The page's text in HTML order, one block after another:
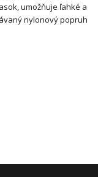
umožňuje ľahké a
nylonový popruh